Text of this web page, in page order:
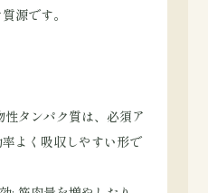
源です。
タンパク質は、必須ア
よく吸収しやすい形で